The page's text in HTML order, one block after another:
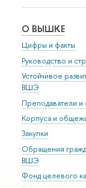
О ВЫШКЕ
Цифры и факты
Руководство и
Устойчивое
ВШЭ
Преподаватели и
Корпуса и
Закупки
Обращения
ВШЭ
Фонд целевого